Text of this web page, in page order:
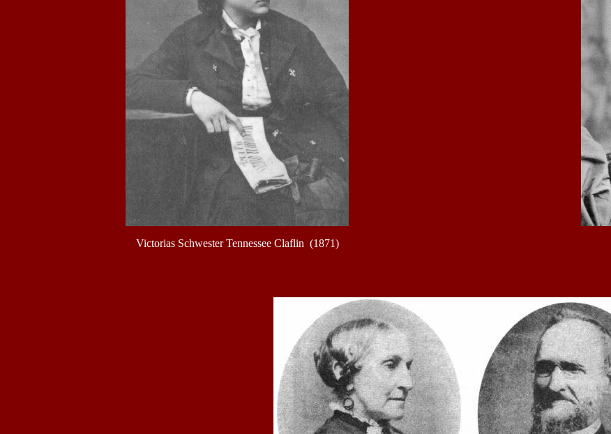
Victorias Schwester Tennessee Claflin (1871)